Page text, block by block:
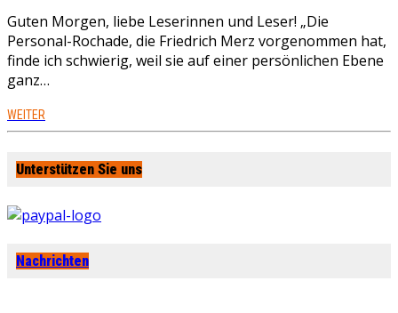
Guten Morgen, liebe Leserinnen und Leser! „Die
Personal-Rochade, die Friedrich Merz vorgenommen hat,
finde ich schwierig, weil sie auf einer persönlichen Ebene
ganz…
WEITER
Unterstützen Sie uns
Nachrichten